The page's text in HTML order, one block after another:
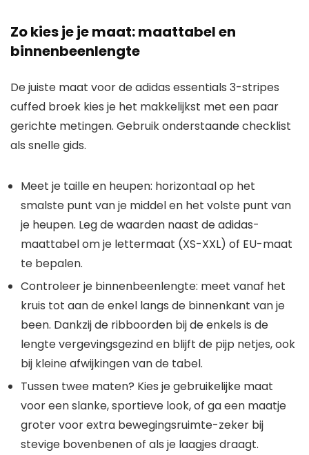
Zo kies je je maat: maattabel en
binnenbeenlengte
De juiste maat voor de adidas essentials 3-stripes
cuffed broek kies je het makkelijkst met een paar
gerichte metingen. Gebruik onderstaande checklist
als snelle gids.
Meet je taille en heupen: horizontaal op het
smalste punt van je middel en het volste punt van
je heupen. Leg de waarden naast de adidas-
maattabel om je lettermaat (XS-XXL) of EU-maat
te bepalen.
Controleer je binnenbeenlengte: meet vanaf het
kruis tot aan de enkel langs de binnenkant van je
been. Dankzij de ribboorden bij de enkels is de
lengte vergevingsgezind en blijft de pijp netjes, ook
bij kleine afwijkingen van de tabel.
Tussen twee maten? Kies je gebruikelijke maat
voor een slanke, sportieve look, of ga een maatje
groter voor extra bewegingsruimte-zeker bij
stevige bovenbenen of als je laagjes draagt.